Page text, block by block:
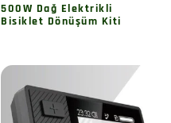
500W Dağ Elektrikli
Bisiklet Dönüşüm Kiti